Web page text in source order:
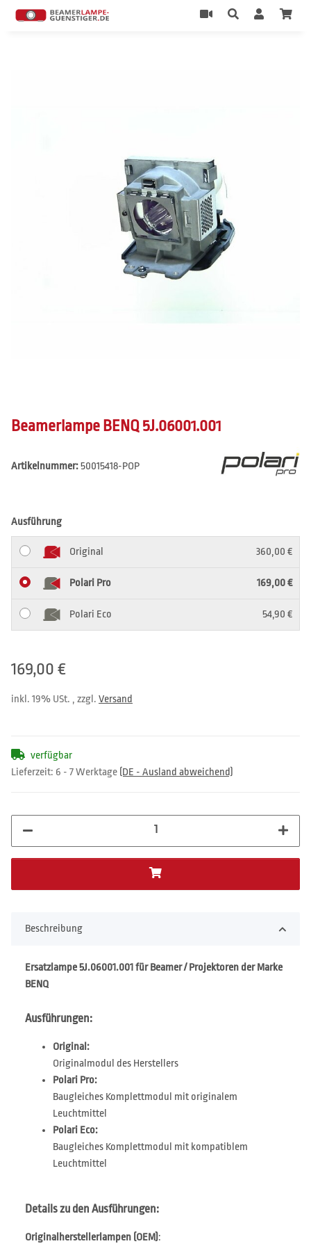
Beamerlampe BENQ 5J.06001.001
Artikelnummer:50015418-POP
Ausführung
Original 360,00 €
Polari Pro 169,00 €
Polari Eco 54,90 €
169,00 €
inkl. 19% USt. , zzgl. Versand
verfügbar
Lieferzeit: 6 - 7 Werktage (DE - Ausland abweichend)
Beschreibung
Ersatzlampe 5J.06001.001 für Beamer / Projektoren der Marke
BENQ
Ausführungen:
Original:
Originalmodul des Herstellers
Polari Pro:
Baugleiches Komplettmodul mit originalem
Leuchtmittel
Polari Eco:
Baugleiches Komplettmodul mit kompatiblem
Leuchtmittel
Details zu den Ausführungen:
Originalherstellerlampen (OEM):